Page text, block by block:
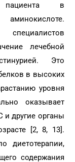
пациента в
лечебной
Это
в высоких
уровня
оказывает
другие органы
[2, 8, 13].
диетотерапии,
содержания